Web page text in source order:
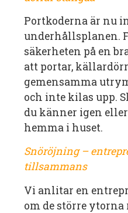
Portkoderna är nu
underhållsplanen.
säkerheten på en
att portar,
gemensamma
och inte kilas upp.
du känner igen
hemma i huset.
Snöröjning –
tillsammans
Vi anlitar en
om de större